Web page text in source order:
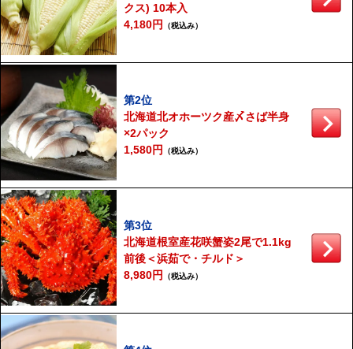
クス) 10本入
4,180円
（税込み）
第2位
北海道北オホーツク産〆さば半身
×2パック
1,580円
（税込み）
第3位
北海道根室産花咲蟹姿2尾で1.1kg
前後＜浜茹で・チルド＞
8,980円
（税込み）